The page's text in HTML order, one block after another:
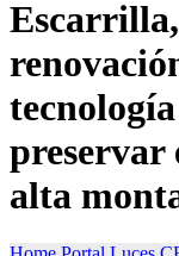
preservar
alta